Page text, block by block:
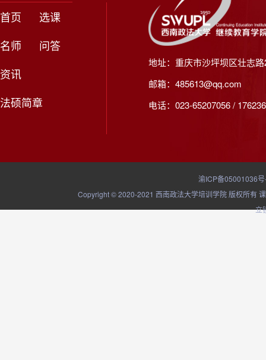
首页
选课
名师
问答
资讯
法硕简章
地址：重庆市沙坪坝区壮志
邮箱：485613@qq.com
电话：023-65207056 /
渝ICP备05001036
Copyright © 2020-2021 西南政法大学培训学院 版权所有
立